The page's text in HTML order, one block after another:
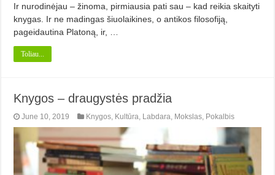
Ir nurodinėjau – žinoma, pirmiausia pati sau – kad reikia skaityti
knygas. Ir ne madingas šiuolaikines, o antikos filosofiją,
pageidautina Platoną, ir, …
Toliau...
Knygos – draugystės pradžia
June 10, 2019 Knygos, Kultūra, Labdara, Mokslas, Pokalbis